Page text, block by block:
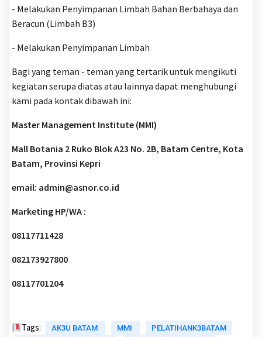
- Melakukan Penyimpanan Limbah Bahan Berbahaya dan
Beracun (Limbah B3)
- Melakukan Penyimpanan Limbah
Bagi yang teman - teman yang tertarik untuk mengikuti
kegiatan serupa diatas atau lainnya dapat menghubungi
kami pada kontak dibawah ini:
Master Management Institute (MMI)
Mall Botania 2 Ruko Blok A23 No. 2B, Batam Centre, Kota
Batam, Provinsi Kepri
email: admin@asnor.co.id
Marketing HP/WA :
08117711428
082173927800
08117701204
Tags: AK3U BATAM MMI
PELATIHANK3BATAM